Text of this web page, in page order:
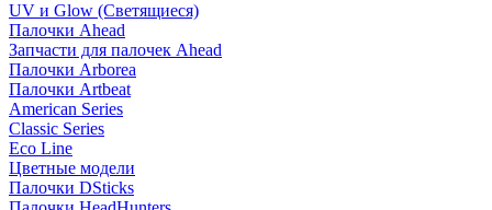
UV и Glow (Светящиеся)
Палочки Ahead
Запчасти для палочек Ahead
Палочки Arborea
Палочки Artbeat
American Series
Classic Series
Eco Line
Цветные модели
Палочки DSticks